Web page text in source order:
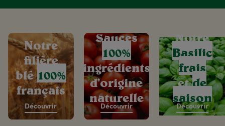
Notre
filière
blé100%
français
Découvrir
Sauces
100%
ingrédients
d’origine
naturelle
Découvrir
Notre
Basilic
frais
etde
saison
Découvrir